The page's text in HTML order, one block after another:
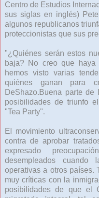
Centro de Estudios
sus siglas en inglés)
algunos republicanos
proteccionistas que sus
"¿Quiénes serán estos
baja? No creo que
hemos visto varias
quiénes ganan para
DeShazo.Buena parte
posibilidades de triunfo
"Tea Party".
El movimiento
contra de aprobar
expresado
desempleados cuando
operativas a otros países.
muy críticas con la
posibilidades de que el